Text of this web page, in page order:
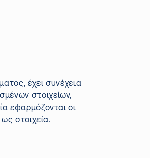
έχει συνέχεια
στοιχείων,
εφαρμόζονται οι
στοιχεία.